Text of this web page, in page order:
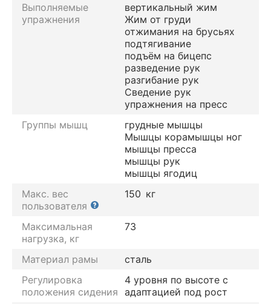
Выполняемые
упражнения
вертикальный жим
Жим от груди
отжимания на брусьях
подтягивание
подъём на бицепс
разведение рук
разгибание рук
Сведение рук
упражнения на пресс
Группы мышц
грудные мышцы
Мышцы корамышцы ног
мышцы пресса
мышцы рук
мышцы ягодиц
Макс. вес
пользователя
150 кг
Максимальная
нагрузка, кг
73
Материал рамы
сталь
Регулировка
положения сидения
4 уровня по высоте с
адаптацией под рост